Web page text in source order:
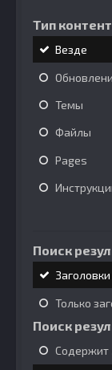
Тип
Везде
Темы
Файлы
Pages
Поиск
Только
Поиск
Содержит